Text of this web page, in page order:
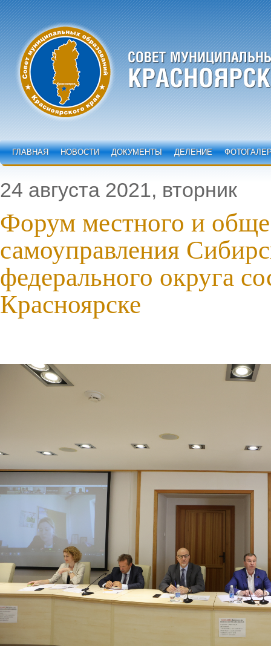
ГЛАВНАЯ НОВОСТИ ДОКУМЕНТЫ ДЕЛЕНИЕ
24 августа 2021, вторник
Форум местного и
самоуправления
федерального округа
Красноярске